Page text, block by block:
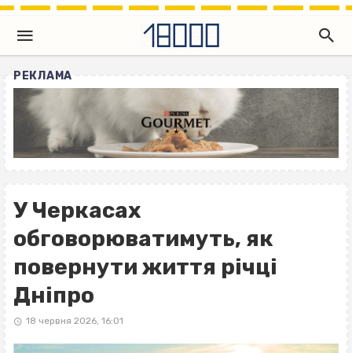
РЕКЛАМА
У Черкасах
обговорюватимуть, як
повернути життя річці
Дніпро
18 червня 2026, 16:01